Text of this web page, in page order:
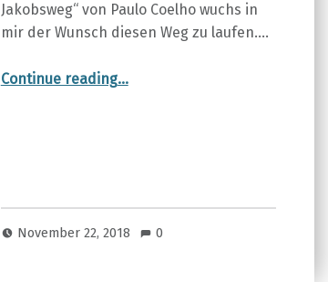
Jakobsweg“ von Paulo Coelho wuchs in
mir der Wunsch diesen Weg zu laufen.…
Continue reading…
November 22, 2018 0